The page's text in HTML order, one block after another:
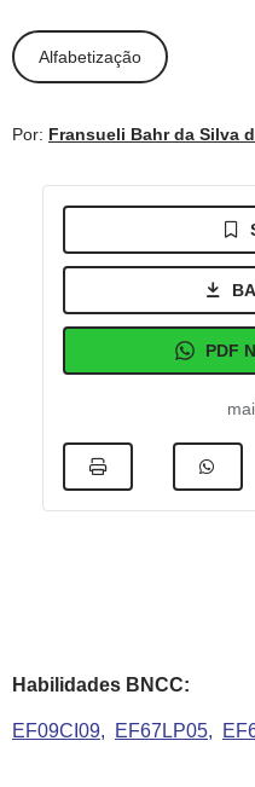
Alfabetização
Por: Fransueli Bahr da Silva
PDF
Habilidades BNCC:
EF09CI09 EF67LP05